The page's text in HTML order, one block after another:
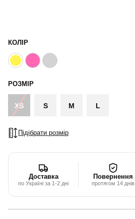
КОЛІР
РОЗМІР
XS S M L
Підібрати розмір
Доставка
по Україні за 1-2 дні
Повернення
протягом 14 днів